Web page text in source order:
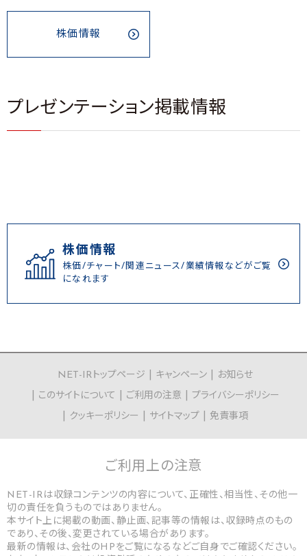
株価情報
プレゼンテーション掲載情報
株価情報
株価/チャート/関連ニュース/業績情報などがご覧
になれます
NET-IRトップページ キャンペーン
お知らせ
このサイトについて
ご利用の注意
プライバシーポリシー
クッキーポリシー
サイトマップ 免責事項
ご利用上の注意
NET-IRは収録コンテンツの内容について、正確性、相当性、その他一
切の責任を負うものではありません。
本サイト上に掲載の動画、静止画、記事等の情報は、収録時点のもの
であり、その後、変更されている場合があります。
最新の情報は、会社のHPをご覧になるなどご自身でご確認ください。